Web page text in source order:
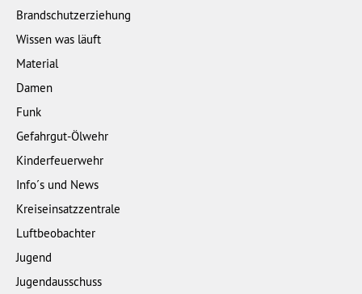
Brandschutzerziehung
Wissen was läuft
Material
Damen
Funk
Gefahrgut-Ölwehr
Kinderfeuerwehr
Info´s und News
Kreiseinsatzzentrale
Luftbeobachter
Jugend
Jugendausschuss